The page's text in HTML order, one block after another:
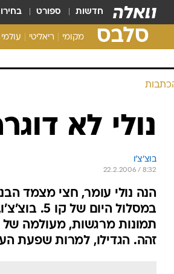
חדשות ספורט
סלבס מקומי ריאליטי עולמי
נולי לא
בוצ'צ'ו
22.2.2006 / 8:32
הנה נולי עומר, חצי מצמד
תמונות מרגשות, מעולמה
זהה. הגדילו, למרות שפעת